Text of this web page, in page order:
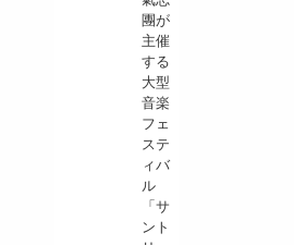
團が
主催
する
大型
音楽
フェ
ステ
ィバ
ル
「サ
ント